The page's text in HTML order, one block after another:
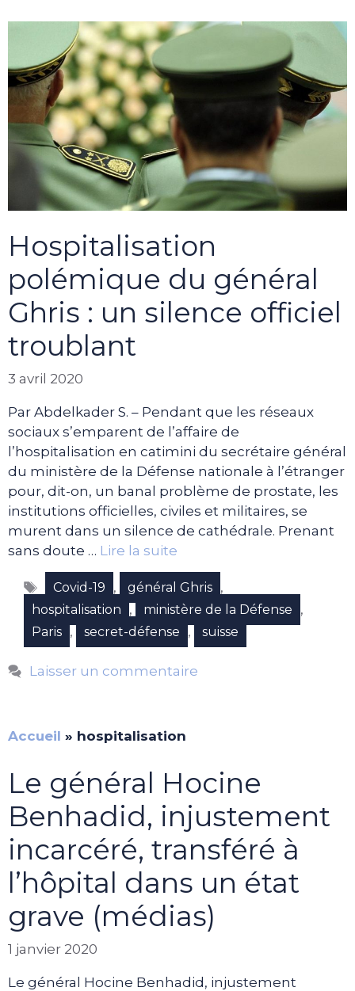
Hospitalisation
polémique du général
Ghris : un silence officiel
troublant
3 avril 2020
Par Abdelkader S. – Pendant que les réseaux
sociaux s’emparent de l’affaire de
l’hospitalisation en catimini du secrétaire général
du ministère de la Défense nationale à l’étranger
pour, dit-on, un banal problème de prostate, les
institutions officielles, civiles et militaires, se
murent dans un silence de cathédrale. Prenant
sans doute … Lire la suite
Étiquettes
Covid-19 , général Ghris ,
hospitalisation , ministère de la Défense ,
Paris , secret-défense , suisse
Laisser un commentaire
Accueil » hospitalisation
Le général Hocine
Benhadid, injustement
incarcéré, transféré à
l’hôpital dans un état
grave (médias)
1 janvier 2020
Le général Hocine Benhadid, injustement